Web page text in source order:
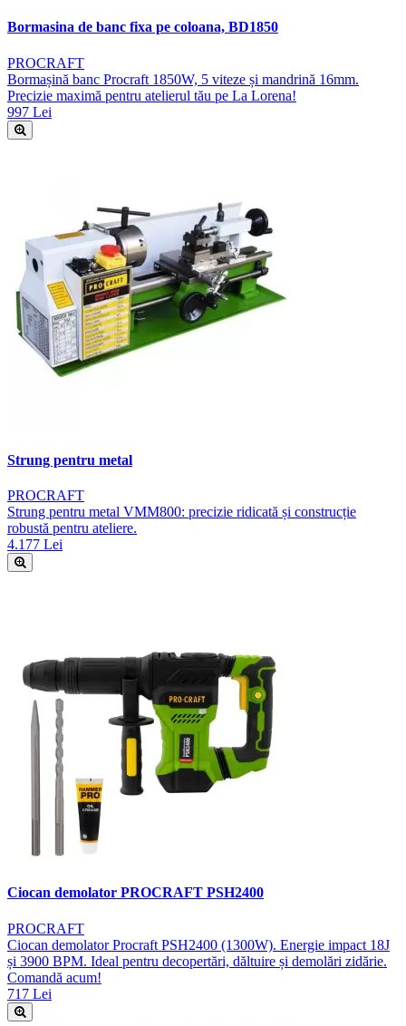
Bormasina de banc fixa pe coloana, BD1850
PROCRAFT
Bormașină banc Procraft 1850W, 5 viteze și mandrină 16mm.
Precizie maximă pentru atelierul tău pe La Lorena!
997 Lei
Strung pentru metal
PROCRAFT
Strung pentru metal VMM800: precizie ridicată și construcție
robustă pentru ateliere.
4.177 Lei
Ciocan demolator PROCRAFT PSH2400
PROCRAFT
Ciocan demolator Procraft PSH2400 (1300W). Energie impact 18J
și 3900 BPM. Ideal pentru decopertări, dăltuire și demolări zidărie.
Comandă acum!
717 Lei